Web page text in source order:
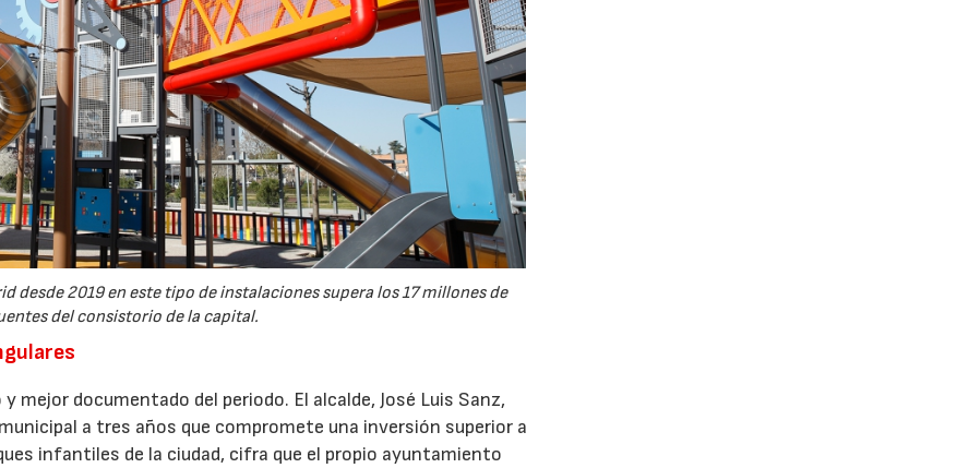
desde 2019 en este tipo de instalaciones supera los 17 millones de
del consistorio de la capital.
mejor documentado del periodo. El alcalde, José Luis Sanz,
a tres años que compromete una inversión superior a
infantiles de la ciudad, cifra que el propio ayuntamiento